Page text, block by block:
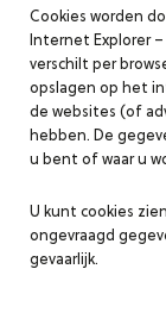
Cookies worden
Internet Explorer
verschilt per
opslagen op het
de websites (of
hebben. De
u bent of waar u
U kunt cookies
ongevraagd
gevaarlijk.